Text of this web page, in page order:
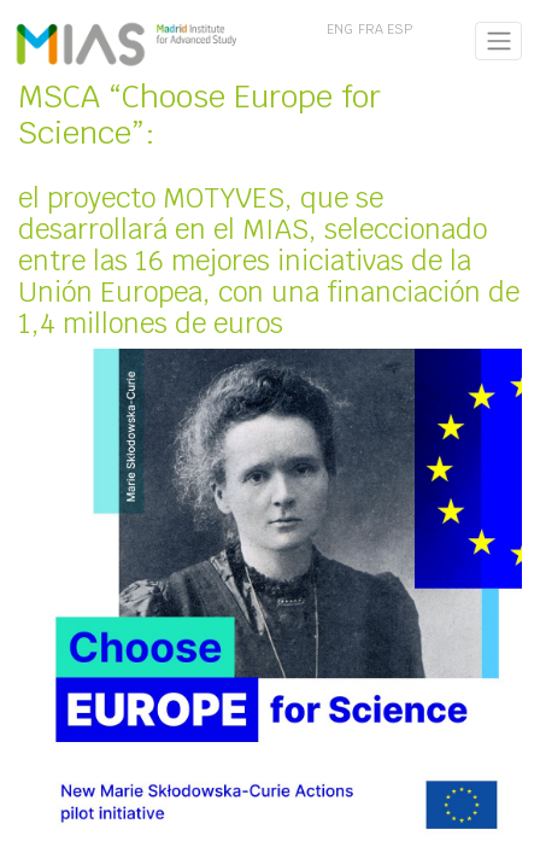
ENG FRA ESP
MSCA “Choose Europe for
Science”:
el proyecto MOTYVES, que se
desarrollará en el MIAS, seleccionado
entre las 16 mejores iniciativas de la
Unión Europea, con una financiación de
1,4 millones de euros